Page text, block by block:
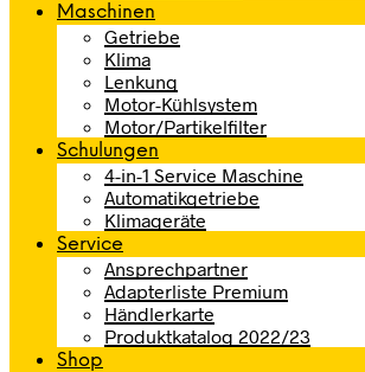
Maschinen
Getriebe
Klima
Lenkung
Motor-Kühlsystem
Motor/Partikelfilter
Schulungen
4-in-1 Service Maschine
Automatikgetriebe
Klimageräte
Service
Ansprechpartner
Adapterliste Premium
Händlerkarte
Produktkatalog 2022/23
Shop